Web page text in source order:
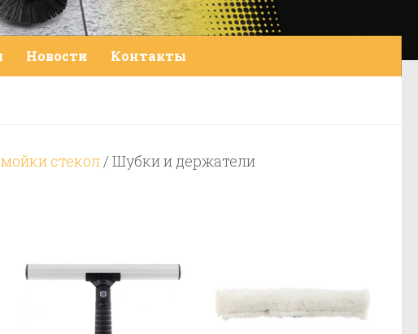
Новости Контакты
стекол / Шубки и держатели